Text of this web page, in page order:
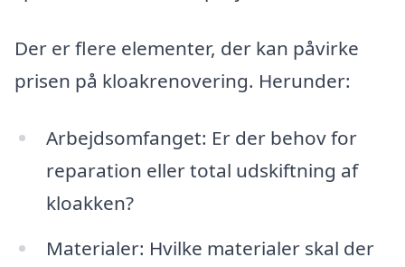
Der er flere elementer, der kan påvirke
prisen på kloakrenovering. Herunder:
Arbejdsomfanget: Er der behov for
reparation eller total udskiftning af
kloakken?
Materialer: Hvilke materialer skal der